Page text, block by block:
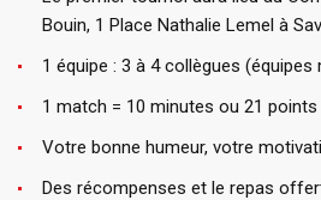
Bouin, 1 Place Nathalie Lemel à
1 équipe : 3 à 4 collègues
1 match = 10 minutes ou 21 points
Votre bonne humeur, votre
Des récompenses et le repas